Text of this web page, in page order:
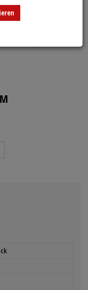
Überschuhe
Hauben
EKG-Elektroden &
Fieberthermometer